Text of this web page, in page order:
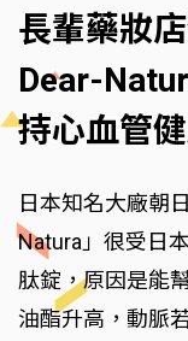
長輩藥妝
Dear-
持心血管
日本知名大廠朝
Natura」很受日
肽錠，原因是能
油酯升高，動脈